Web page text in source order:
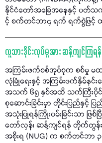
နိုင်ငံတော်အခြေအနေနှင့် ပတ်သ
င့် စက်တင်ဘာ၄ ရက် ရက်စွဲဖြင့်
လူသားဒိုင်းလုပ်မှုအား ဆန့်ကျင်ကြရ
အကြမ်းဖက်စစ်အုပ်စုက စစ်မှု မထမ်
လုံခြုံရေးနှင့် အကြမ်းဖက်နှိမ်နင်
အသက် ၆၅ နှစ်အထိ သက်ကြီးပိုင်းမ
စုဆောင်းခြင်းမှာ တိုင်းပြည်နှ
အသုံးပြုရန်ကြိုးပမ်းခြင်းသာ ဖြစ်
တော်လှန်၊ ဆန့်ကျင်ရန် တိုက်တွန်း
အစိုးရ (NUG) က စက်တင်ဘ